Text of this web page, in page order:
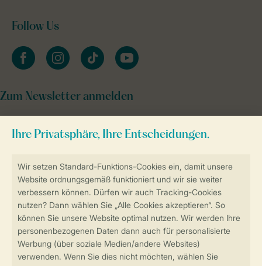
Sicher und schnell zur Online-Buchung
Sichere Datenübertragung
Sicheres Bezahlen
Follow Us
facebookinstagramtiktok youtube
Zum Newsletter anmelden